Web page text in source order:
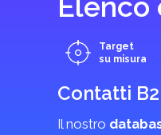
Target
su misura
Contatti
Il nostro